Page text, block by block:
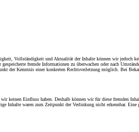
Vollständigkeit und Aktualität der Inhalte können wir jedoch
fremde Informationen zu überwachen oder nach
der Kenntnis einer konkreten Rechtsverletzung möglich. Bei
keinen Einfluss haben. Deshalb können wir für diese fremden
Inhalte waren zum Zeitpunkt der Verlinkung nicht erkennbar.